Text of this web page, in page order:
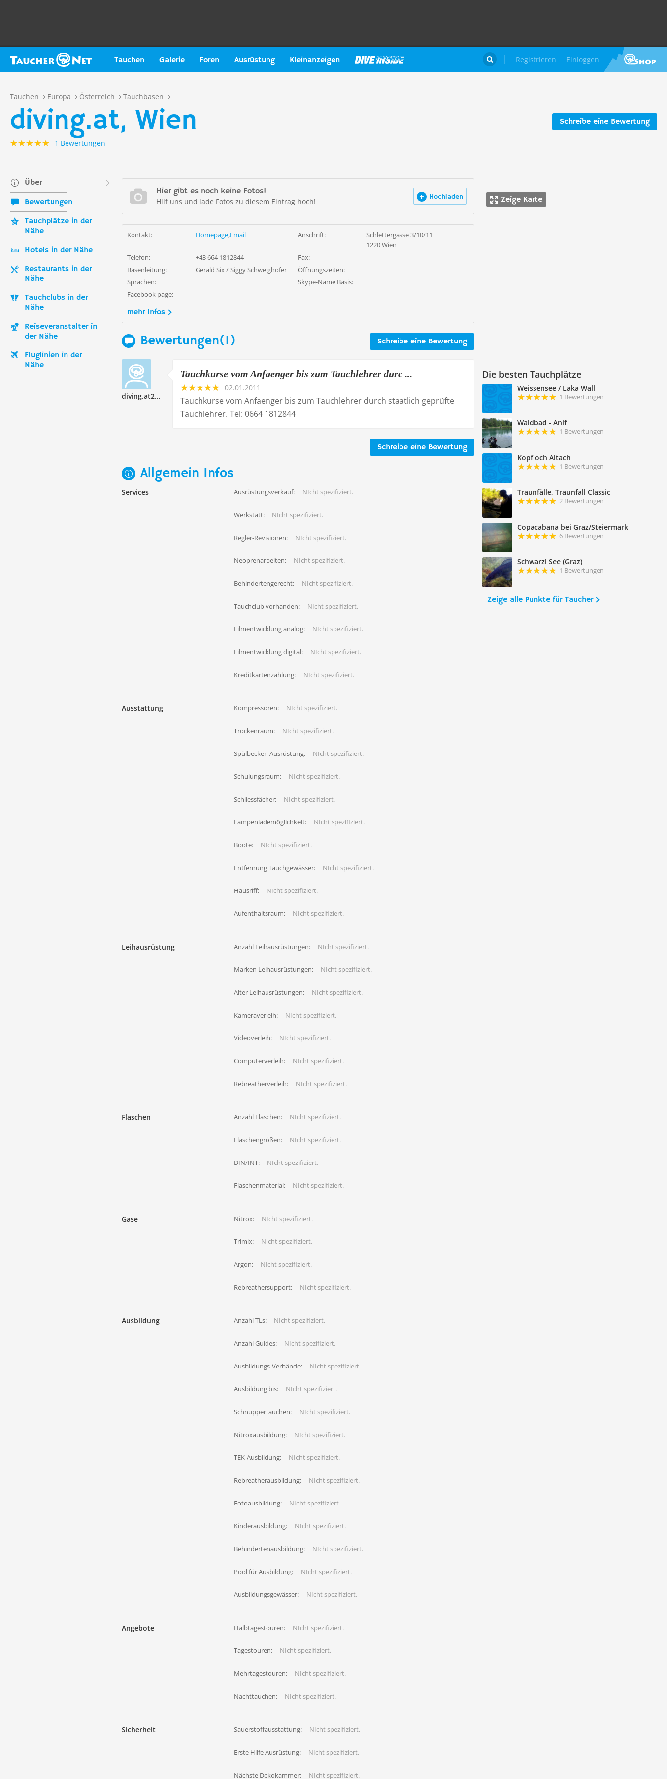
Tauchen Galerie Foren Ausrüstung Kleinanzeigen Registrieren Einloggen

Tauchen Europa Österreich Tauchbasen
Schreibe eine Bewertung
diving.at, Wien
1 Bewertungen
Über
Bewertungen
Tauchplätze in der
Nähe
Hotels in der Nähe
Restaurants in der
Nähe
Tauchclubs in der
Nähe
Reiseveranstalter in
der Nähe
Fluglinien in der
Nähe
Zeige Karte
Die besten Tauchplätze
Weissensee / Laka Wall
1 Bewertungen
Waldbad - Anif
1 Bewertungen
Kopfloch Altach
1 Bewertungen
Traunfälle, Traunfall Classic
2 Bewertungen
Copacabana bei Graz/Steiermark
6 Bewertungen
Schwarzl See (Graz)
1 Bewertungen
Zeige alle Punkte für Taucher
Hier gibt es noch keine Fotos!
Hilf uns und lade Fotos zu diesem Eintrag hoch! Hochladen
Kontakt: Homepage,Email Anschrift:
Schlettergasse 3/10/11
1220 Wien
Telefon:
+43 664 1812844
Fax:
Basenleitung:
Gerald Six / Siggy Schweighofer
Öffnungszeiten:
Sprachen:
Skype-Name Basis:
Facebook page:
mehr Infos
Schreibe eine Bewertung
Bewertungen(1)
diving.at218301
Tauchkurse vom Anfaenger bis zum Tauchlehrer durc ...
02.01.2011
Tauchkurse vom Anfaenger bis zum Tauchlehrer durch staatlich geprüfte
Tauchlehrer. Tel: 0664 1812844
Schreibe eine Bewertung
Allgemein Infos
Services Ausrüstungsverkauf: NIcht spezifiziert.
Werkstatt: NIcht spezifiziert.
Regler-Revisionen: NIcht spezifiziert.
Neoprenarbeiten: NIcht spezifiziert.
Behindertengerecht: NIcht spezifiziert.
Tauchclub vorhanden: NIcht spezifiziert.
Filmentwicklung analog: NIcht spezifiziert.
Filmentwicklung digital: NIcht spezifiziert.
Kreditkartenzahlung: NIcht spezifiziert.
Ausstattung Kompressoren: NIcht spezifiziert.
Trockenraum: NIcht spezifiziert.
Spülbecken Ausrüstung: NIcht spezifiziert.
Schulungsraum: NIcht spezifiziert.
Schliessfächer: NIcht spezifiziert.
Lampenlademöglichkeit: NIcht spezifiziert.
Boote: NIcht spezifiziert.
Entfernung Tauchgewässer: NIcht spezifiziert.
Hausriff: NIcht spezifiziert.
Aufenthaltsraum: NIcht spezifiziert.
Leihausrüstung Anzahl Leihausrüstungen: NIcht spezifiziert.
Marken Leihausrüstungen: NIcht spezifiziert.
Alter Leihausrüstungen: NIcht spezifiziert.
Kameraverleih: NIcht spezifiziert.
Videoverleih: NIcht spezifiziert.
Computerverleih: NIcht spezifiziert.
Rebreatherverleih: NIcht spezifiziert.
Flaschen Anzahl Flaschen: NIcht spezifiziert.
Flaschengrößen: NIcht spezifiziert.
DIN/INT: NIcht spezifiziert.
Flaschenmaterial: NIcht spezifiziert.
Gase Nitrox: NIcht spezifiziert.
Trimix: NIcht spezifiziert.
Argon: NIcht spezifiziert.
Rebreathersupport: NIcht spezifiziert.
Ausbildung Anzahl TLs: NIcht spezifiziert.
Anzahl Guides: NIcht spezifiziert.
Ausbildungs-Verbände: NIcht spezifiziert.
Ausbildung bis: NIcht spezifiziert.
Schnuppertauchen: NIcht spezifiziert.
Nitroxausbildung: NIcht spezifiziert.
TEK-Ausbildung: NIcht spezifiziert.
Rebreatherausbildung: NIcht spezifiziert.
Fotoausbildung: NIcht spezifiziert.
Kinderausbildung: NIcht spezifiziert.
Behindertenausbildung: NIcht spezifiziert.
Pool für Ausbildung: NIcht spezifiziert.
Ausbildungsgewässer: NIcht spezifiziert.
Angebote Halbtagestouren: NIcht spezifiziert.
Tagestouren: NIcht spezifiziert.
Mehrtagestouren: NIcht spezifiziert.
Nachttauchen: NIcht spezifiziert.
Sicherheit Sauerstoffausstattung: NIcht spezifiziert.
Erste Hilfe Ausrüstung: NIcht spezifiziert.
Nächste Dekokammer: NIcht spezifiziert.